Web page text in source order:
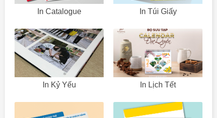
In Catalogue In Túi Giấy
In Kỷ Yếu In Lịch Tết